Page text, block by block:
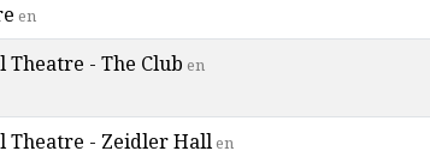
en
Theatre - The Club en
Theatre - Zeidler Hallen